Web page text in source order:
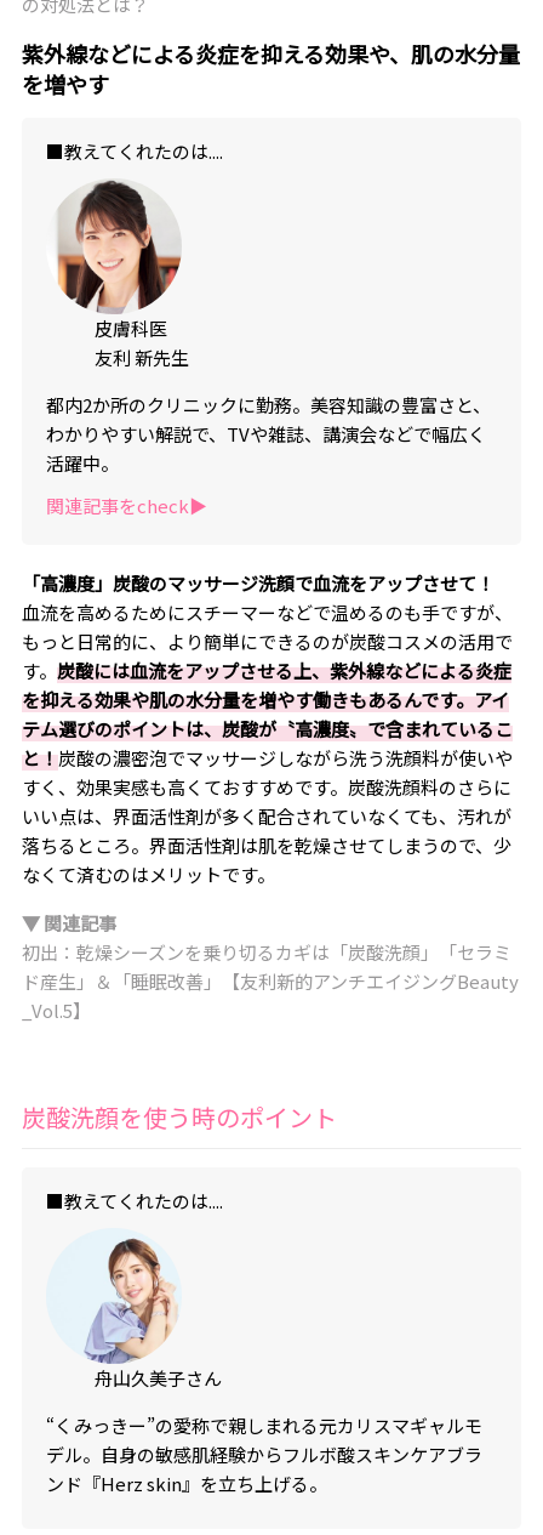
紫外線などによる炎症を抑える効果や、肌の水分量
を増やす
■教えてくれたのは....
皮膚科医
友利 新先生
都内2か所のクリニックに勤務。美容知識の豊富さと、
わかりやすい解説で、TVや雑誌、講演会などで幅広く
活躍中。
関連記事をcheck▶︎
「高濃度」 炭酸のマッサージ洗顔で血流をアップさせて！
血流を高めるためにスチーマーなどで温めるのも手ですが、
もっと日常的に、より簡単にできるのが炭酸コスメの活用で
す。 炭酸には血流をアップさせる上、紫外線などによる炎症
を抑える効果や肌の水分量を増やす働きもあるんです。アイ
テム選びのポイントは、炭酸が〝高濃度〟で含まれているこ
と！炭酸の濃密泡でマッサージしながら洗う洗顔料が使いや
すく、効果実感も高くておすすめです。炭酸洗顔料のさらに
いい点は、界面活性剤が多く配合されていなくても、汚れが
落ちるところ。界面活性剤は肌を乾燥させてしまうので、少
なくて済むのはメリットです。
▼ 関連記事
初出：乾燥シーズンを乗り切るカギは「炭酸洗顔」「セラミ
ド産生」＆「睡眠改善」【友利新的アンチエイジングBeauty
_Vol.5】
炭酸洗顔を使う時のポイント
■教えてくれたのは....
舟山久美子さん
“くみっきー”の愛称で親しまれる元カリスマギャルモ
デル。自身の敏感肌経験からフルボ酸スキンケアブラ
ンド『Herz skin』を立ち上げる。